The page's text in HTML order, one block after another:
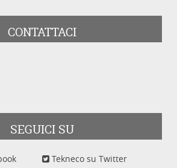
CONTATTACI
SEGUICI SU
Tekneco su Twitter